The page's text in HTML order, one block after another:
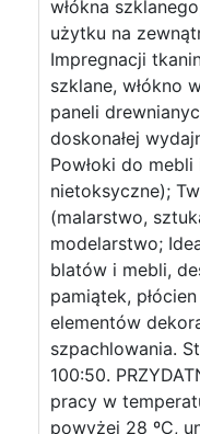
włókna
użytku na
Impregnacji
szklane, włókno
paneli
doskonałej
Powłoki do
nietoksyczne);
(malarstwo,
modelarstwo;
blatów i mebli,
pamiątek,
elementów
szpachlowania.
100:50.
pracy w
powyżej 28 ºC,